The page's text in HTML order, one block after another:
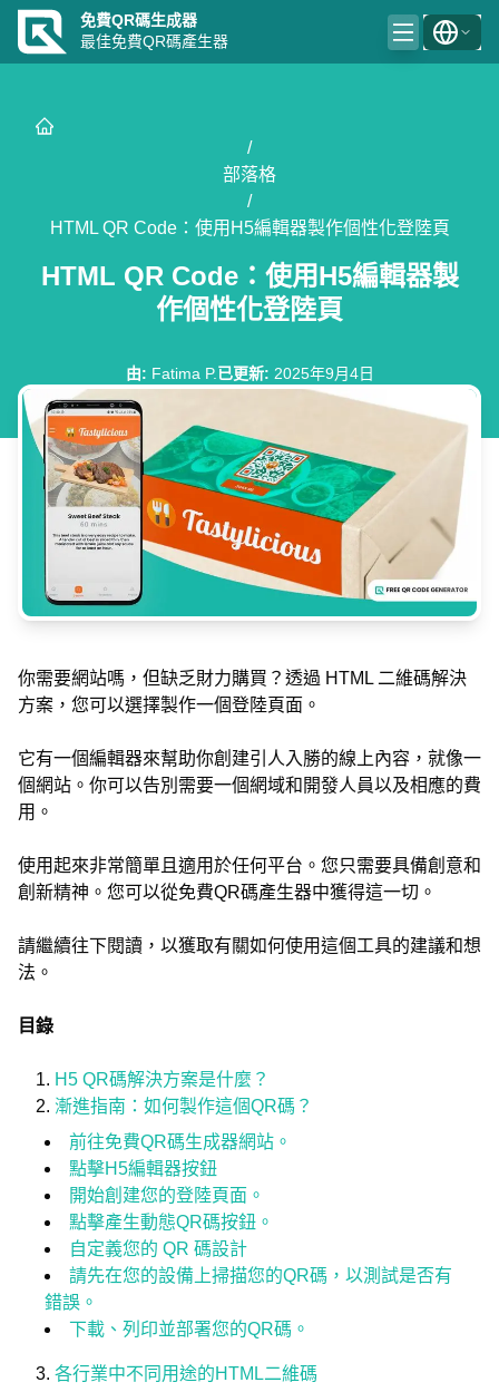
免費QR碼生成器
最佳免費QR碼產生器
/
部落格
/
HTML QR Code：使用H5編輯器製作個性化登陸頁
HTML QR Code：使用H5編輯器製
作個性化登陸頁
由: Fatima P.已更新: 2025年9月4日
你需要網站嗎，但缺乏財力購買？透過 HTML 二維碼解決
方案，您可以選擇製作一個登陸頁面。
它有一個編輯器來幫助你創建引人入勝的線上內容，就像一
個網站。你可以告別需要一個網域和開發人員以及相應的費
用。
使用起來非常簡單且適用於任何平台。您只需要具備創意和
創新精神。您可以從免費QR碼產生器中獲得這一切。
請繼續往下閱讀，以獲取有關如何使用這個工具的建議和想
法。
目錄
H5 QR碼解決方案是什麼？
漸進指南：如何製作這個QR碼？
前往免費QR碼生成器網站。
點擊H5編輯器按鈕
開始創建您的登陸頁面。
點擊產生動態QR碼按鈕。
自定義您的 QR 碼設計
請先在您的設備上掃描您的QR碼，以測試是否有
錯誤。
下載、列印並部署您的QR碼。
各行業中不同用途的HTML二維碼